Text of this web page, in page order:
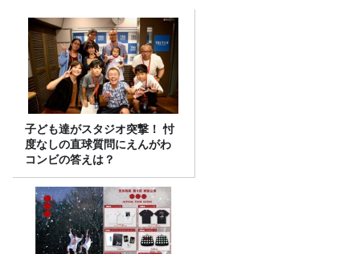
子ども達がスタジオ突撃！ 忖
度なしの直球質問にえんがわ
コンビの答えは？